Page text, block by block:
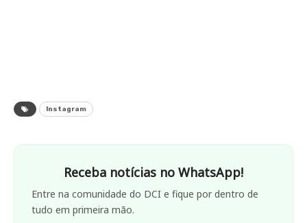
Instagram
Receba notícias no WhatsApp!
Entre na comunidade do DCI e fique por dentro de
tudo em primeira mão.